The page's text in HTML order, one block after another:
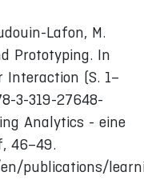
Lafon, M.
Prototyping. In
Interaction (S. 1–
3-319-27648-
Analytics - eine
46–49.
publications/